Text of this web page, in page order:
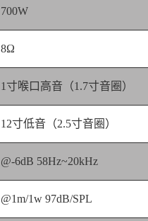
700W
8Ω
1寸喉口高音（1.7寸音圈）
12寸低音（2.5寸音圈）
@-6dB 58Hz~20kHz
@1m/1w 97dB/SPL